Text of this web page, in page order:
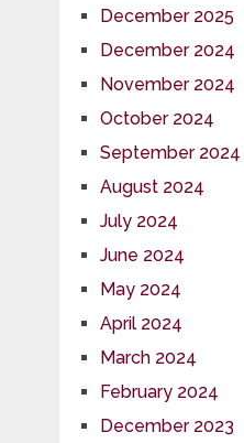
December 2025
December 2024
November 2024
October 2024
September 2024
August 2024
July 2024
June 2024
May 2024
April 2024
March 2024
February 2024
December 2023